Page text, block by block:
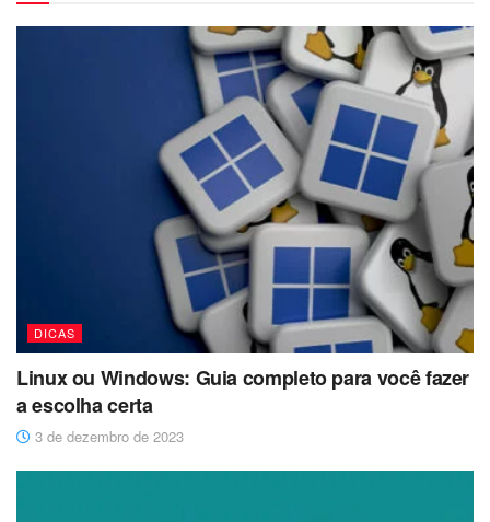
DICAS
Linux ou Windows: Guia completo para você fazer
a escolha certa
3 de dezembro de 2023